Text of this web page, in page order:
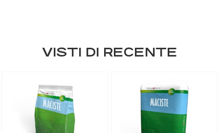
VISTI DI RECENTE